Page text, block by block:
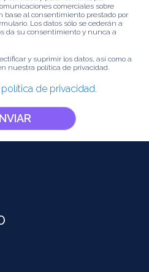
comerciales sobre
base al consentimiento prestado por
Los datos sólo se cederán a
da su consentimiento y nunca a
y suprimir los datos, así como a
nuestra política de privacidad.
política de privacidad.